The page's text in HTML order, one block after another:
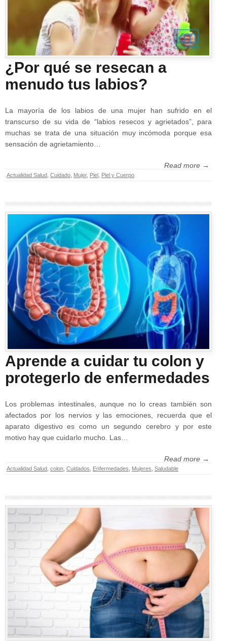
¿Por qué se resecan a
menudo tus labios?
La mayoría de los labios de una mujer han sufrido en el
transcurso de su vida de “labios resecos y agrietados”, para
muchas se trata de una situación muy incómoda porque esa
sensación de agrietamiento…
Read more →
Actualidad Salud Cuidado Mujer, Piel Piel y Cuerpo
Aprende a cuidar tu colon y
protegerlo de enfermedades
Los problemas intestinales, aunque no lo creas también son
afectados por los nervios y las emociones, recuerda que el
aparato digestivo es como un segundo cerebro y por este
motivo hay que cuidarlo mucho. Las…
Read more →
Actualidad Salud colon Cuidados Enfermedades Mujeres Saludable